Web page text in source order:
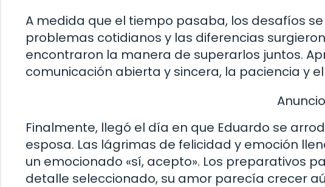
A medida que el tiempo pasaba, los desafíos
problemas cotidianos y las diferencias
encontraron la manera de superarlos juntos.
comunicación abierta y sincera, la paciencia y
Finalmente, llegó el día en que Eduardo se
esposa. Las lágrimas de felicidad y emoción
un emocionado «sí, acepto». Los preparativos
detalle seleccionado, su amor parecía crecer